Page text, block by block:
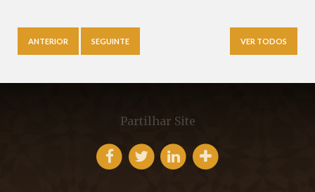
ANTERIOR SEGUINTE VER TODOS
Partilhar Site